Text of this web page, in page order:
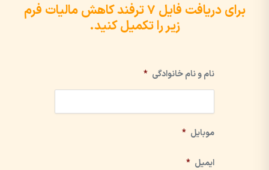
برای دریافت فایل ۷ ترفند کاهش مالیات فرم
زیر را تکمیل کنید.
نام و نام خانوادگی *
موبایل *
ایمیل *